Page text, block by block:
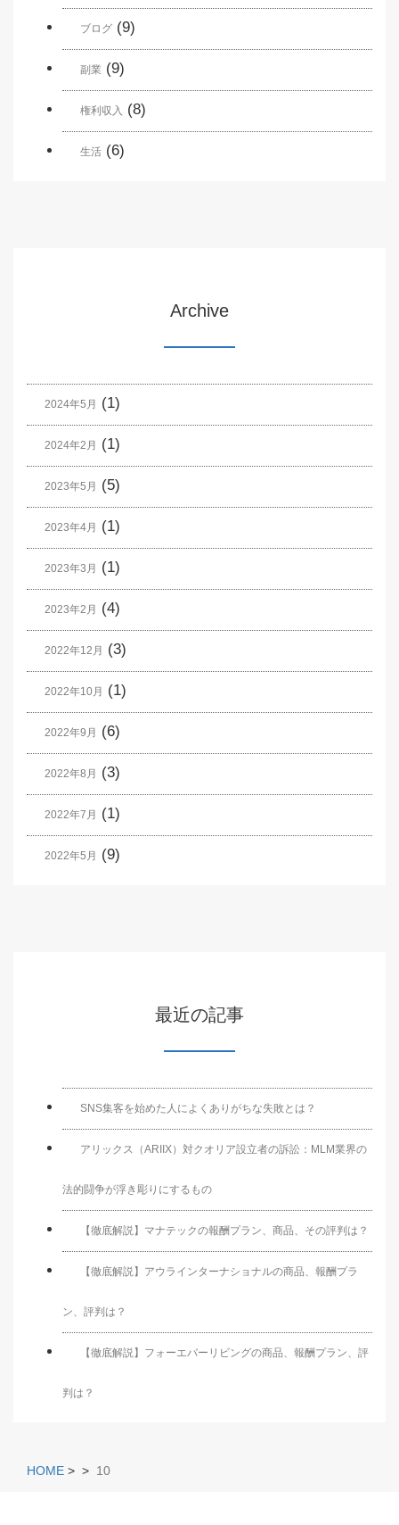
ブログ (9)
副業 (9)
権利収入 (8)
生活 (6)
Archive
2024年5月 (1)
2024年2月 (1)
2023年5月 (5)
2023年4月 (1)
2023年3月 (1)
2023年2月 (4)
2022年12月 (3)
2022年10月 (1)
2022年9月 (6)
2022年8月 (3)
2022年7月 (1)
2022年5月 (9)
最近の記事
SNS集客を始めた人によくありがちな失敗とは？
アリックス（ARIIX）対クオリア設立者の訴訟：MLM業界の
法的闘争が浮き彫りにするもの
【徹底解説】マナテックの報酬プラン、商品、その評判は？
【徹底解説】アウラインターナショナルの商品、報酬プラ
ン、評判は？
【徹底解説】フォーエバーリビングの商品、報酬プラン、評
判は？
HOME > > 10